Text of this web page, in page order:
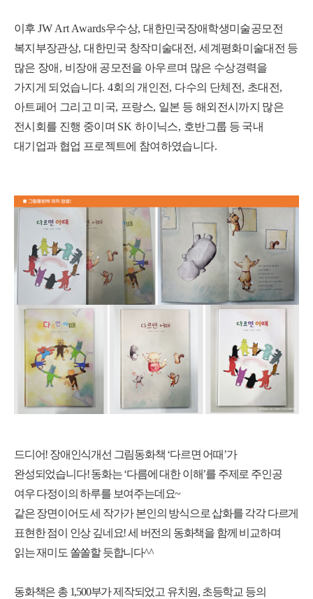
이후JW Art Awards우수상,대한민국장애학생미술공모전
복지부장관상,대한민국 창작미술대전,세계평화미술대전 등
많은 장애 , 비장애 공모전을 아우르며 많은 수상경력을
가지게 되었습니다. 4회의 개인전, 다수의 단체전, 초대전,
아트페어 그리고 미국, 프랑스, 일본 등 해외전시까지 많은
전시회를 진행 중이며 SK하이닉스, 호반그룹 등 국내
대기업과 협업 프로젝트에 참여하였습니다.
드디어! 장애인식개선 그림동화책 ‘다르면 어때’가
완성되었습니다!동화는‘다름에 대한 이해’를 주제로 주인공
여우 다정이의 하루를 보여주는데요~
같은 장면이어도 세 작가가 본인의 방식으로 삽화를 각각 다르게
표현한 점이 인상 깊네요!세 버전의 동화책을 함께 비교하며
읽는 재미도 쏠쏠할 듯합니다^^
동화책은 총 1,500부가 제작되었고 유치원, 초등학교 등의